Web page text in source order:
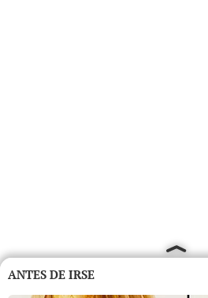
ANTES DE IRSE